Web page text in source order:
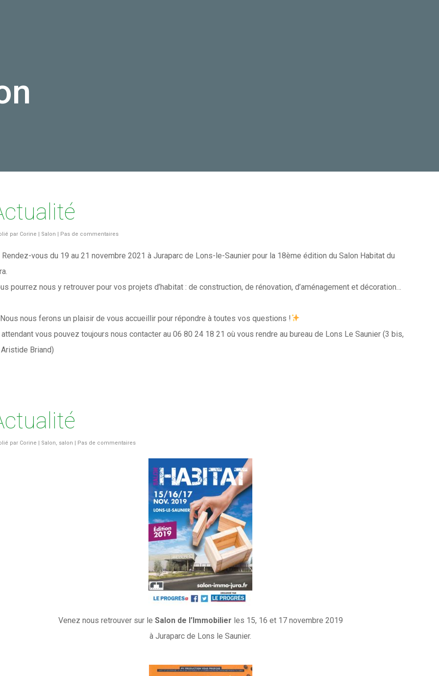
par Corine | Salon | Pas de commentaires
Rendez-vous du 19 au 21 novembre 2021 à Juraparc de Lons-le-Saunier pour la 18ème édition du Salon Habitat du
pourrez nous y retrouver pour vos projets d’habitat : de construction, de rénovation, d’aménagement et décoration…
Nous nous ferons un plaisir de vous accueillir pour répondre à toutes vos questions !
attendant vous pouvez toujours nous contacter au 06 80 24 18 21 où vous rendre au bureau de Lons Le Saunier (3 bis,
Briand)
par Corine | Salon salon | Pas de commentaires
Venez nous retrouver sur le Salon de l’Immobilier les 15, 16 et 17 novembre 2019
à Juraparc de Lons le Saunier.